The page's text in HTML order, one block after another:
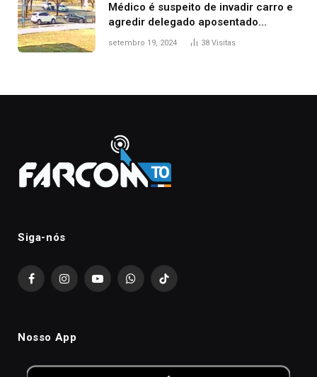
Médico é suspeito de invadir carro e
agredir delegado aposentado
durante confusão no trânsito
setembro 19, 2024 38 Visitas
Siga-nós
FacebookInstagramYouTubeWhatsAppTikTok
Nosso App